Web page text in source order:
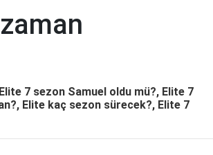
7 sezon Samuel oldu mü?, Elite 7
Elite kaç sezon sürecek?, Elite 7